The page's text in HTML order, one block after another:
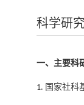
科学研
一、主要科
1. 国家社科